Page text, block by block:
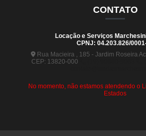
CONTATO
Locação e Serviços
CPNJ: 04.203.826/
Rua Macieira , 185 - Jardim Roseira
CEP: 13820-000
No momento, não estamos atendendo o
Estados